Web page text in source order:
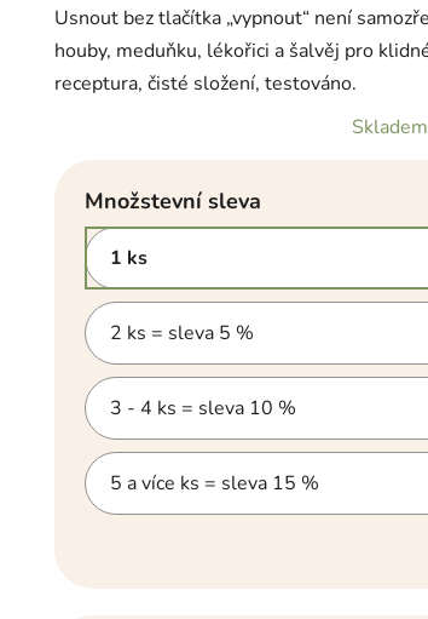
0,0
z
5
hvězdiček.
Usnout bez tlačítka „vypnout“ není
houby, meduňku, lékořici a šalvěj pro
receptura, čisté složení, testováno.
Skladem
Množstevní sleva
1 ks
2 ks = sleva 5 %
3 - 4 ks = sleva 10 %
5 a více ks = sleva 15 %